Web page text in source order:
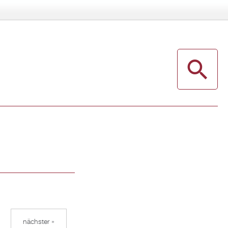
nächster »